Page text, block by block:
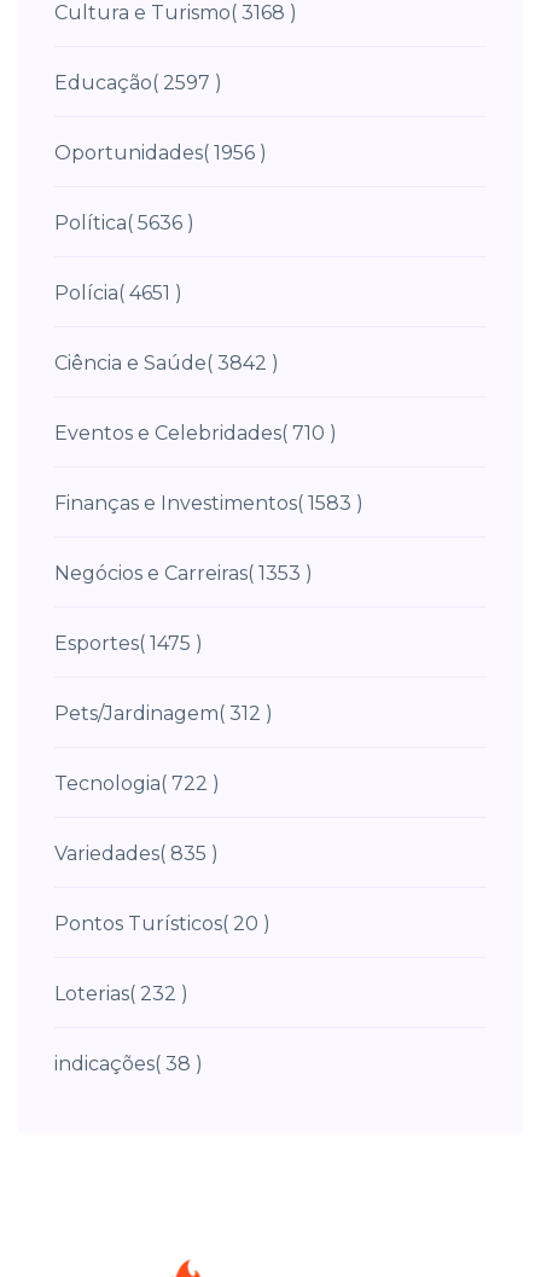
Cultura e Turismo( 3168 )
Educação( 2597 )
Oportunidades( 1956 )
Política( 5636 )
Polícia( 4651 )
Ciência e Saúde( 3842 )
Eventos e Celebridades( 710 )
Finanças e Investimentos( 1583 )
Negócios e Carreiras( 1353 )
Esportes( 1475 )
Pets/Jardinagem( 312 )
Tecnologia( 722 )
Variedades( 835 )
Pontos Turísticos( 20 )
Loterias( 232 )
indicações( 38 )